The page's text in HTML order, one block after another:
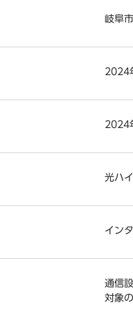
岐阜
2024
2024
光ハ
イン
通信
対象